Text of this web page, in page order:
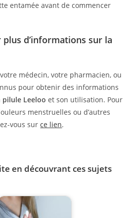
entamée avant de commencer
d’informations sur la
médecin, votre pharmacien, ou
pour obtenir des informations
pilule Leeloo et son utilisation. Pour
menstruelles ou d’autres
vous surce lien.
en découvrant ces sujets